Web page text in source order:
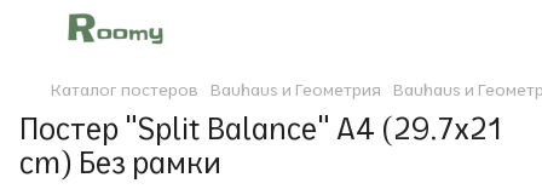
Каталог постеров Bauhaus и Геометрия Bauhaus и
Постер "Split Balance" A4 (29.7x21
cm) Без рамки